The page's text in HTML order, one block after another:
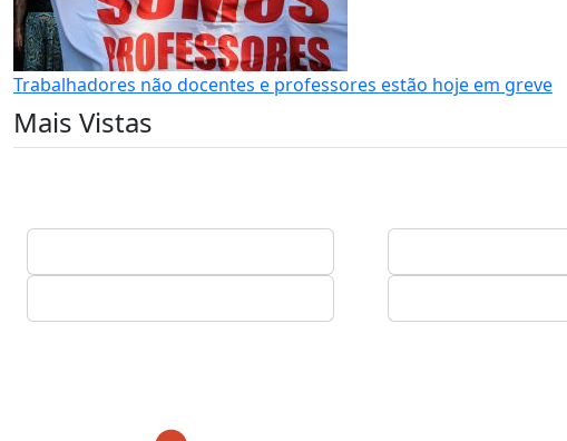
Trabalhadores não docentes e professores estão hoje em greve
Mais Vistas